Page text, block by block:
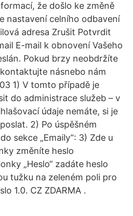
že došlo ke změně
nastavení celního odbavení
adresa Zrušit Potvrdit
E-mail k obnovení Vašeho
Pokud brzy neobdržíte
násnebo nám
1) V tomto případě je
do administrace služeb – v
údaje nemáte, si je
2) Po úspěšném
sekce „Emaily“: 3) Zde u
změníte heslo
„Heslo“ zadáte heslo
tužku na zeleném poli pro
1.0. CZ ZDARMA .